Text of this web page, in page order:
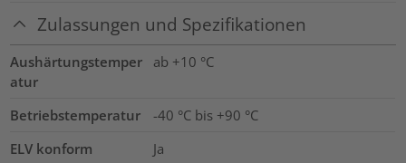
Zulassungen und Spezifikationen
Aushärtungstemper
atur
ab +10 °C
Betriebstemperatur
-40 °C bis +90 °C
ELV konform
Ja